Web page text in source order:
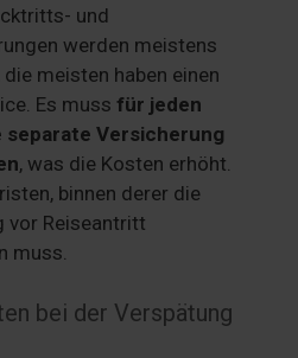
und
werden meistens
meisten haben einen
Es muss für jeden
separate Versicherung
, was die Kosten erhöht.
binnen derer die
vor Reiseantritt
muss.
bei der Verspätung